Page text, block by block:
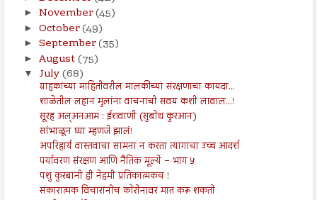
► November(45)
► October(49)
► September(35)
► August(75)
▼ July(68)
ग्राहकांच्या माहितीवरील मालकीच्या संरक्षणाचा कायदा...
शाळेतील लहान मुलांना वाचनाची सवय कशी लावाल...!
सूरह अल्अनआम : ईशवाणी (सुबोध कुरआन)
सांभाळून घ्या म्हणजे झालं!
अपरिहार्य वास्तवाचा सामना न करता त्यागाचा उच्च आदर्श
पर्यावरण संरक्षण आणि नैतिक मूल्ये – भाग ५
पशु कुरबानी ही नेहमी प्रतिकात्मकच !
सकारात्मक विचारांनीच कोरोनावर मात करू शकतो